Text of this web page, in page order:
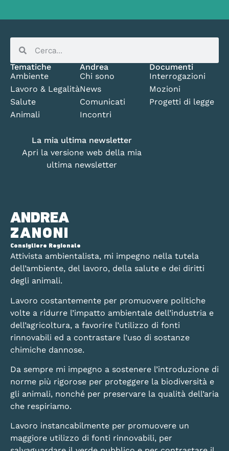
ANDREA
ZANONI
Consigliere Regionale
Attivista ambientalista, mi impegno nella tutela
dell’ambiente, del lavoro, della salute e dei diritti
degli animali.
Lavoro costantemente per promuovere politiche
volte a ridurre l’impatto ambientale dell’industria e
dell’agricoltura, a favorire l’utilizzo di fonti
rinnovabili ed a contrastare l’uso di sostanze
chimiche dannose.
Da sempre mi impegno a sostenere l’introduzione di
norme più rigorose per proteggere la biodiversità e
gli animali, nonché per preservare la qualità dell’aria
che respiriamo.
Lavoro instancabilmente per promuovere un
maggiore utilizzo di fonti rinnovabili, per
Tematiche
Ambiente
Lavoro & Legalità
Salute
Animali
Andrea
Chi sono
News
Comunicati
Incontri
Documenti
Interrogazioni
Mozioni
Progetti di legge
La mia ultima newsletter
Apri la versione web della mia
ultima newsletter